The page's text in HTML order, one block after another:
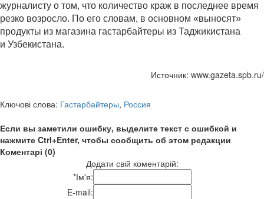
журналисту о том, что количество краж в последнее время
резко возросло. По его словам, в основном «выносят»
продукты из магазина гастарбайтеры из Таджикистана
и Узбекистана.
Источник: www.gazeta.spb.ru/
Ключові слова: Гастарбайтеры, Россия
Если вы заметили ошибку, выделите текст с ошибкой и
нажмите Ctrl+Enter, чтобы сообщить об этом редакции
Коментарі (0)
Додати свій коментарій:
*Ім'я:
E-mail: